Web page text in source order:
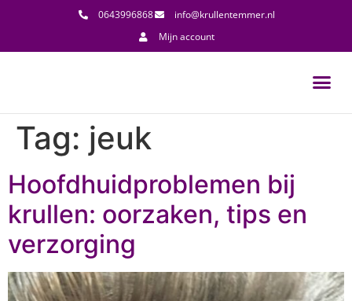
0643996868
info@krullentemmer.nl
Mijn account
Tag: jeuk
Hoofdhuidproblemen bij
krullen: oorzaken, tips en
verzorging